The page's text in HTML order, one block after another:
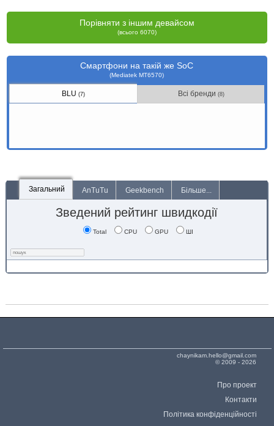
Порівняти з іншим девайсом
(всього 6070)
Смартфони на такій же SoC
(Mediatek MT6570)
BLU(7) Всі бренди (8)
Загальний AnTuTu Geekbench Більше...
Зведений рейтинг швидкодії
Total CPU GPU ШІ
chaynikam.hello@gmail.com
© 2009 - 2026
Про проект
Контакти
Політика конфіденційності